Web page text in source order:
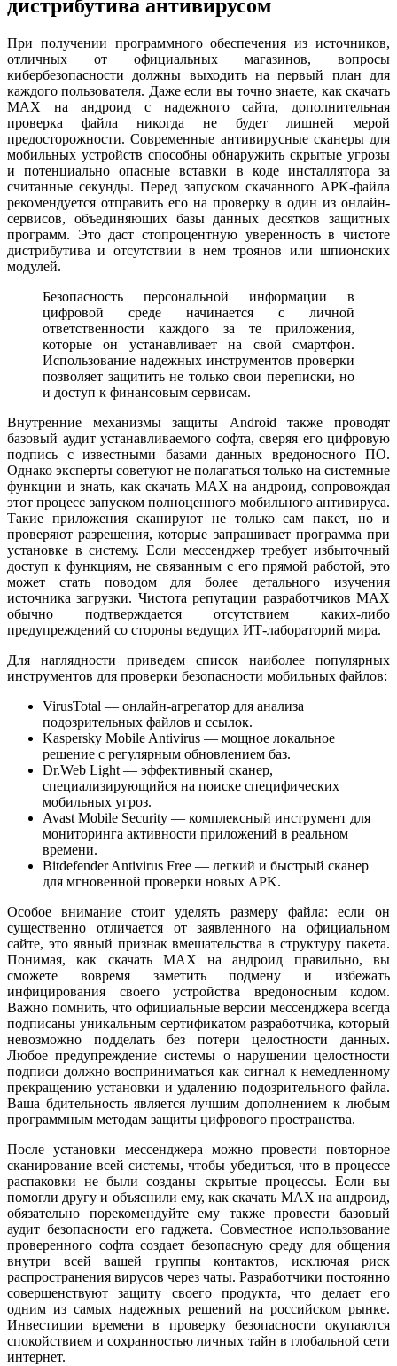
дистрибутива антивирусом
При получении программного обеспечения из источников,
отличных от официальных магазинов, вопросы
кибербезопасности должны выходить на первый план для
каждого пользователя. Даже если вы точно знаете, как скачать
MAX на андроид с надежного сайта, дополнительная
проверка файла никогда не будет лишней мерой
предосторожности. Современные антивирусные сканеры для
мобильных устройств способны обнаружить скрытые угрозы
и потенциально опасные вставки в коде инсталлятора за
считанные секунды. Перед запуском скачанного APK-файла
рекомендуется отправить его на проверку в один из онлайн-
сервисов, объединяющих базы данных десятков защитных
программ. Это даст стопроцентную уверенность в чистоте
дистрибутива и отсутствии в нем троянов или шпионских
модулей.
Безопасность персональной информации в
цифровой среде начинается с личной
ответственности каждого за те приложения,
которые он устанавливает на свой смартфон.
Использование надежных инструментов проверки
позволяет защитить не только свои переписки, но
и доступ к финансовым сервисам.
Внутренние механизмы защиты Android также проводят
базовый аудит устанавливаемого софта, сверяя его цифровую
подпись с известными базами данных вредоносного ПО.
Однако эксперты советуют не полагаться только на системные
функции и знать, как скачать MAX на андроид, сопровождая
этот процесс запуском полноценного мобильного антивируса.
Такие приложения сканируют не только сам пакет, но и
проверяют разрешения, которые запрашивает программа при
установке в систему. Если мессенджер требует избыточный
доступ к функциям, не связанным с его прямой работой, это
может стать поводом для более детального изучения
источника загрузки. Чистота репутации разработчиков MAX
обычно подтверждается отсутствием каких-либо
предупреждений со стороны ведущих ИТ-лабораторий мира.
Для наглядности приведем список наиболее популярных
инструментов для проверки безопасности мобильных файлов:
VirusTotal — онлайн-агрегатор для анализа
подозрительных файлов и ссылок.
Kaspersky Mobile Antivirus — мощное локальное
решение с регулярным обновлением баз.
Dr.Web Light — эффективный сканер,
специализирующийся на поиске специфических
мобильных угроз.
Avast Mobile Security — комплексный инструмент для
мониторинга активности приложений в реальном
времени.
Bitdefender Antivirus Free — легкий и быстрый сканер
для мгновенной проверки новых APK.
Особое внимание стоит уделять размеру файла: если он
существенно отличается от заявленного на официальном
сайте, это явный признак вмешательства в структуру пакета.
Понимая, как скачать MAX на андроид правильно, вы
сможете вовремя заметить подмену и избежать
инфицирования своего устройства вредоносным кодом.
Важно помнить, что официальные версии мессенджера всегда
подписаны уникальным сертификатом разработчика, который
невозможно подделать без потери целостности данных.
Любое предупреждение системы о нарушении целостности
подписи должно восприниматься как сигнал к немедленному
прекращению установки и удалению подозрительного файла.
Ваша бдительность является лучшим дополнением к любым
программным методам защиты цифрового пространства.
После установки мессенджера можно провести повторное
сканирование всей системы, чтобы убедиться, что в процессе
распаковки не были созданы скрытые процессы. Если вы
помогли другу и объяснили ему, как скачать MAX на андроид,
обязательно порекомендуйте ему также провести базовый
аудит безопасности его гаджета. Совместное использование
проверенного софта создает безопасную среду для общения
внутри всей вашей группы контактов, исключая риск
распространения вирусов через чаты. Разработчики постоянно
совершенствуют защиту своего продукта, что делает его
одним из самых надежных решений на российском рынке.
Инвестиции времени в проверку безопасности окупаются
спокойствием и сохранностью личных тайн в глобальной сети
интернет.